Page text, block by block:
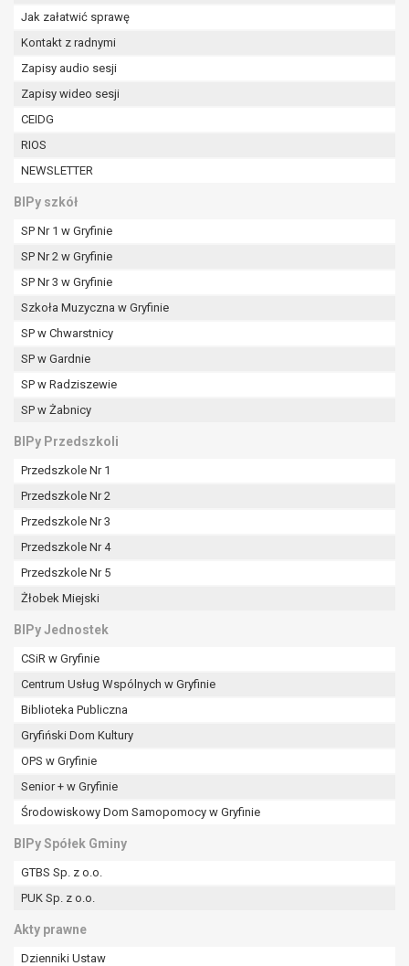
Jak załatwić sprawę
Kontakt z radnymi
Zapisy audio sesji
Zapisy wideo sesji
CEIDG
RIOS
NEWSLETTER
BIPy szkół
SP Nr 1 w Gryfinie
SP Nr 2 w Gryfinie
SP Nr 3 w Gryfinie
Szkoła Muzyczna w Gryfinie
SP w Chwarstnicy
SP w Gardnie
SP w Radziszewie
SP w Żabnicy
BIPy Przedszkoli
Przedszkole Nr 1
Przedszkole Nr 2
Przedszkole Nr 3
Przedszkole Nr 4
Przedszkole Nr 5
Żłobek Miejski
BIPy Jednostek
CSiR w Gryfinie
Centrum Usług Wspólnych w Gryfinie
Biblioteka Publiczna
Gryfiński Dom Kultury
OPS w Gryfinie
Senior + w Gryfinie
Środowiskowy Dom Samopomocy w Gryfinie
BIPy Spółek Gminy
GTBS Sp. z o.o.
PUK Sp. z o.o.
Akty prawne
Dzienniki Ustaw
W zależności od sfery, w której przetwarzane są
dane osobowe, podanie danych osobowych jest
dobrowolne albo jest wymogiem ustawowym lub
umownym.